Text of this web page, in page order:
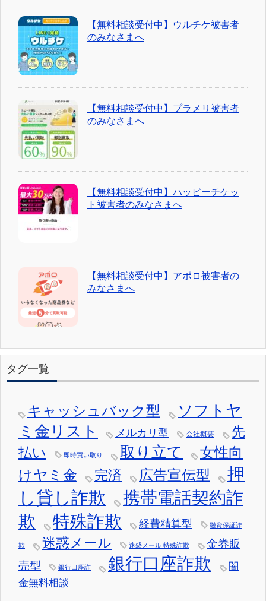
【無料相談受付中】ウルチケ被害者
のみなさまへ
【無料相談受付中】プラメリ被害者
のみなさまへ
【無料相談受付中】ハッピーチケッ
ト被害者のみなさまへ
【無料相談受付中】アポロ被害者の
みなさまへ
タグ一覧
キャッシュバック型
ソフトヤ
ミ金リスト
メルカリ型 会社概要
先
払い
即時買い取り 取り立て
女性向
けヤミ金
完済 広告宣伝型
押
し貸し詐欺
携帯電話契約詐
欺
特殊詐欺 経費精算型 融資保証詐
欺 迷惑メール 迷惑メール 特殊詐欺
金券販
売型
銀行口座詐 銀行口座詐欺
闇
金無料相談